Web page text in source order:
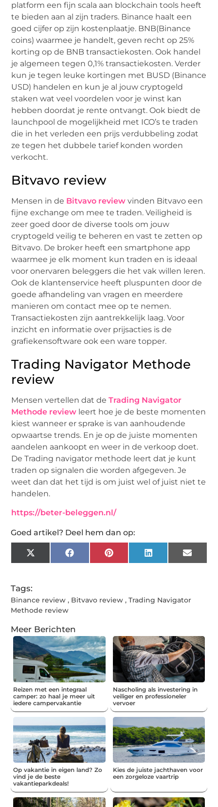
platform een fijn scala aan blockchain tools heeft
te bieden aan al zijn traders. Binance haalt een
goed cijfer op zijn kostenplaatje. BNB(Binance
coins) waarmee je handelt, geven recht op 25%
korting op de BNB transactiekosten. Ook handel
je algemeen tegen 0,1% transactiekosten. Verder
kun je tegen leuke kortingen met BUSD (Binance
USD) handelen en kun je al jouw cryptogeld
staken wat veel voordelen voor je winst kan
hebben doordat je rente ontvangt. Ook biedt de
launchpool de mogelijkheid met ICO’s te traden
die in het verleden een prijs verdubbeling zodat
ze tegen het dubbele tarief konden worden
verkocht.
Bitvavo review
Mensen in de Bitvavo review vinden Bitvavo een
fijne exchange om mee te traden. Veiligheid is
zeer goed door de diverse tools om jouw
cryptogeld veilig te beheren en vast te zetten op
Bitvavo. De broker heeft een smartphone app
waarmee je elk moment kun traden en is ideaal
voor onervaren beleggers die het vak willen leren.
Ook de klantenservice heeft pluspunten door de
goede afhandeling van vragen en meerdere
manieren om contact mee op te nemen.
Transactiekosten zijn aantrekkelijk laag. Voor
inzicht en informatie over prijsacties is de
grafiekensoftware ook een ware topper.
Trading Navigator Methode
review
Mensen vertellen dat deTrading Navigator
Methode review leert hoe je de beste momenten
kiest wanneer er sprake is van aanhoudende
opwaartse trends. En je op de juiste momenten
aandelen aankoopt en weer in de verkoop doet.
De Trading navigator methode leert dat je kunt
traden op signalen die worden afgegeven. Je
weet dan dat het tijd is om juist wel of juist niet te
handelen.
https://beter-beleggen.nl/
Goed artikel? Deel hem dan op:
X
(Twitter)
FacebookPinterestLinkedInEmail
Tags:
Binance review , Bitvavo review ,Trading Navigator
Methode review
Meer Berichten
Reizen met een integraal
camper: zo haal je meer uit
iedere campervakantie
Nascholing als investering in
veiliger en professioneler
vervoer
Op vakantie in eigen land? Zo
vind je de beste
vakantieparkdeals!
Kies de juiste jachthaven voor
een zorgeloze vaartrip